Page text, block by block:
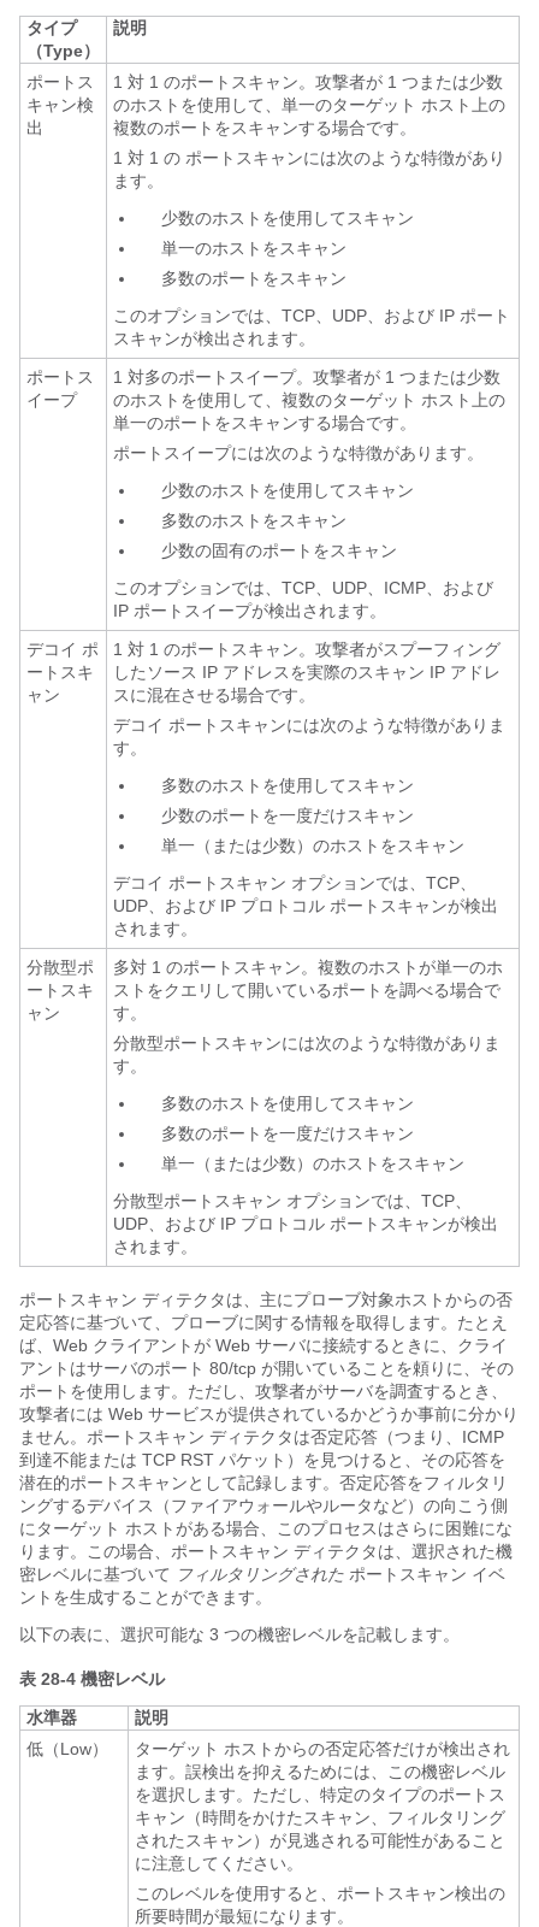
タイプ
（Type）
説明
ポートス
キャン検
出
1 対 1 のポートスキャン。攻撃者が 1 つまたは少数
のホストを使用して、単一のターゲット ホスト上の
複数のポートをスキャンする場合です。
1 対 1 の ポートスキャンには次のような特徴があり
ます。
少数のホストを使用してスキャン
単一のホストをスキャン
多数のポートをスキャン
このオプションでは、TCP、UDP、および IP ポート
スキャンが検出されます。
ポートス
イープ
1 対多のポートスイープ。攻撃者が 1 つまたは少数
のホストを使用して、複数のターゲット ホスト上の
単一のポートをスキャンする場合です。
ポートスイープには次のような特徴があります。
少数のホストを使用してスキャン
多数のホストをスキャン
少数の固有のポートをスキャン
このオプションでは、TCP、UDP、ICMP、および
IP ポートスイープが検出されます。
デコイ ポ
ートスキ
ャン
1 対 1 のポートスキャン。 攻撃者がスプーフィング
したソース IP アドレスを実際のスキャン IP アドレ
スに混在させる場合です。
デコイ ポートスキャンには次のような特徴がありま
す。
多数のホストを使用してスキャン
少数のポートを一度だけスキャン
単一（または少数）のホストをスキャン
デコイ ポートスキャン オプションでは、TCP、
UDP、および IP プロトコル ポートスキャンが検出
されます。
分散型ポ
ートスキ
ャン
多対 1 のポートスキャン。 複数のホストが単一のホ
ストをクエリして開いているポートを調べる場合で
す。
分散型ポートスキャンには次のような特徴がありま
す。
多数のホストを使用してスキャン
多数のポートを一度だけスキャン
単一（または少数）のホストをスキャン
分散型ポートスキャン オプションでは、TCP、
UDP、および IP プロトコル ポートスキャンが検出
されます。
ポートスキャン ディテクタは、主にプローブ対象ホストからの否
定応答に基づいて、プローブに関する情報を取得します。たとえ
ば、Web クライアントが Web サーバに接続するときに、クライ
アントはサーバのポート 80/tcp が開いていることを頼りに、その
ポートを使用します。ただし、攻撃者がサーバを調査するとき、
攻撃者には Web サービスが提供されているかどうか事前に分かり
ません。ポートスキャン ディテクタは否定応答（つまり、ICMP
到達不能または TCP RST パケット）を見つけると、その応答を
潜在的ポートスキャンとして記録します。否定応答をフィルタリ
ングするデバイス（ファイアウォールやルータなど）の向こう側
にターゲット ホストがある場合、このプロセスはさらに困難にな
ります。この場合、ポートスキャン ディテクタは、選択された機
密レベルに基づいて フィルタリングされた ポートスキャン イベ
ントを生成することができます。
以下の表に、選択可能な 3 つの機密レベルを記載します。
表 28-4 機密レベル
水準器
説明
低（Low）
ターゲット ホストからの否定応答だけが検出され
ます。誤検出を抑えるためには、この機密レベル
を選択します。ただし、特定のタイプのポートス
キャン（時間をかけたスキャン、フィルタリング
されたスキャン）が見逃される可能性があること
に注意してください。
このレベルを使用すると、ポートスキャン検出の
所要時間が最短になります。